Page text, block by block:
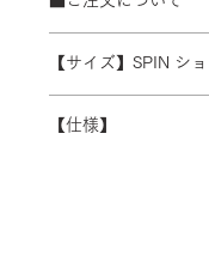
全国一律 1セット？
※数量によって配送
ます。 離島・一部
受注生産の為、配
ズ等)、キャンセル
さい。
【サイズ】SPIN シ
【仕様】